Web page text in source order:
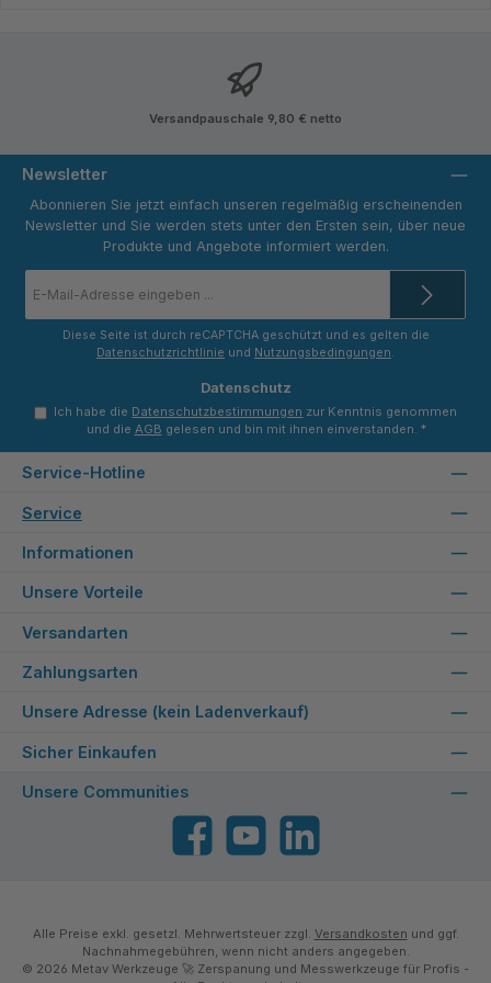
Versandpauschale 9,80 € netto
Newsletter
Abonnieren Sie jetzt einfach unseren regelmäßig erscheinenden
Newsletter und Sie werden stets unter den Ersten sein, über neue
Produkte und Angebote informiert werden.
Mail-
Diese Seite ist durch reCAPTCHA geschützt und es gelten die
Datenschutzrichtlinie und Nutzungsbedingungen.
Datenschutz
Ich habe die Datenschutzbestimmungen zur Kenntnis genommen
und die AGB gelesen und bin mit ihnen einverstanden. *
Service-Hotline
Service
Informationen
Unsere Vorteile
Versandarten
Zahlungsarten
Unsere Adresse (kein Ladenverkauf)
Sicher Einkaufen
Unsere Communities
FacebookYouTube
Alle Preise exkl. gesetzl. Mehrwertsteuer zzgl. Versandkosten und ggf.
Nachnahmegebühren, wenn nicht anders angegeben.
© 2026 Metav Werkzeuge 🚀 Zerspanung und Messwerkzeuge für Profis -